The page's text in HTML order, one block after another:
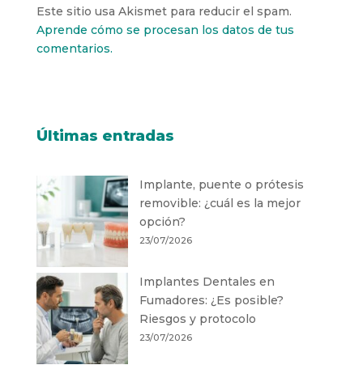
Este sitio usa Akismet para reducir el spam.
Aprende cómo se procesan los datos de tus
comentarios.
Últimas entradas
Implante, puente o prótesis
removible: ¿cuál es la mejor
opción?
23/07/2026
Implantes Dentales en
Fumadores: ¿Es posible?
Riesgos y protocolo
23/07/2026